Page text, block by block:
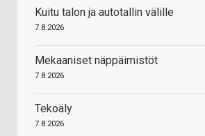
Kuitu talon ja autotallin välille
7.8.2026
Mekaaniset näppäimistöt
7.8.2026
Tekoäly
7.8.2026